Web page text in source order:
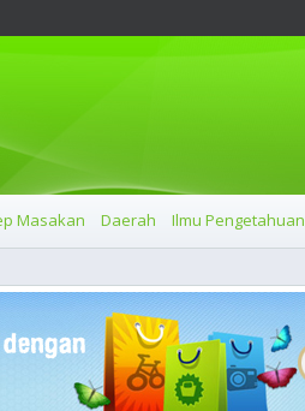
Masakan Daerah Ilmu Pengetahuan